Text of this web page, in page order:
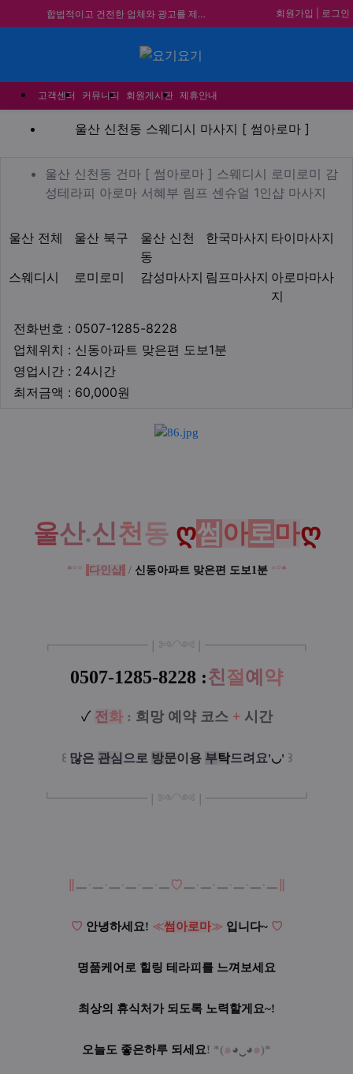
★요기요기 설 연휴 휴무 안내★
불건전한 게시글은 삭제 및 회원탈퇴 됩니다.
합법적이고 건전한 업체와 광고를 제휴합니다.
회원가입 로그인
고객센터 커뮤니티 회원게시판 제휴안내
울산 신천동 스웨디시 마
울산 신천동 스웨디시 마사지 [ 썸아로마 ]
업체 정보
울산 신천동 건마 [ 썸아로
울산 신천동 건마 [ 썸아로마 ] 스웨디시 로미로미 감
성테라피 아로마 서혜부 림프 센슈얼 1인샵 마사지
울산 전체 울산 북구
울산 신천
동
지역1 한국마사지 타이마사지
스웨디시 로미로미 감성마사지 림프마사지 아로마마사
지
테마
전화번호 : 0507-1285-8228
업체위치 : 신동아파트 맞은편 도보1분
영업시간 : 24시간영업시간
최저금액 : 60,000원
울산.신천동 ღ썸 아로마ღ
* °* 다인샵 / 신동아파트 맞은편 도보1분 * °*
┏━━━━━━━━ ❘༻༺❘ ━━━━━━━━┓
0507-1285-8228 :친절 예 약
✓ 전화 : 희망 예약 코스 + 시간
꒰ 많은 관심 으로 방문이 용 부탁드려요'◡' ꒱
┗━━━━━━━━ ❘༻༺❘ ━━━━━━━━┛
ㅡ·ㅡ·ㅡ·ㅡ·ㅡ·ㅡ♡ㅡ·ㅡ·ㅡ·ㅡ·ㅡ·ㅡ
♡ 안녕하세요! ≪썸아로마≫ 입니다~ ♡
명품케어로 힐링 테라피를 느껴보세요
최상의 휴식처가 되도록 노력할게요~!
오늘도 좋은하루 되세요! *(๑◕‿◕๑)*